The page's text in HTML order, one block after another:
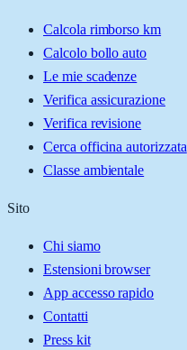
Calcola rimborso km
Calcolo bollo auto
Le mie scadenze
Verifica assicurazione
Verifica revisione
Cerca officina autorizzata
Classe ambientale
Sito
Chi siamo
Estensioni browser
App accesso rapido
Contatti
Press kit